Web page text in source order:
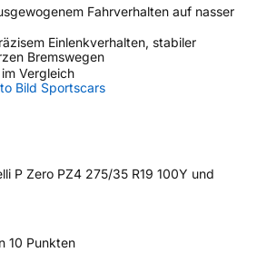
VOL
Fahrverhalten auf nasser
Einlenkverhalten, stabiler
Bremswegen
Vergleich
Bild Sportscars
P Zero PZ4 275/35 R19 100Y und
10 Punkten